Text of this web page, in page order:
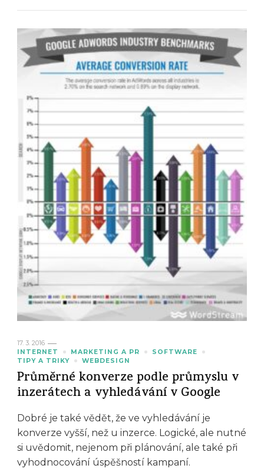
17. 3. 2016
INTERNET
MARKETING A PR
SOFTWARE
TIPY A TRIKY
WEBDESIGN
Průměrné konverze podle průmyslu v
inzerátech a vyhledávání v Google
Dobré je také vědět, že ve vyhledávání je
konverze vyšší, než u inzerce. Logické, ale nutné
si uvědomit, nejenom při plánování, ale také při
vyhodnocování úspěšností kampaní.